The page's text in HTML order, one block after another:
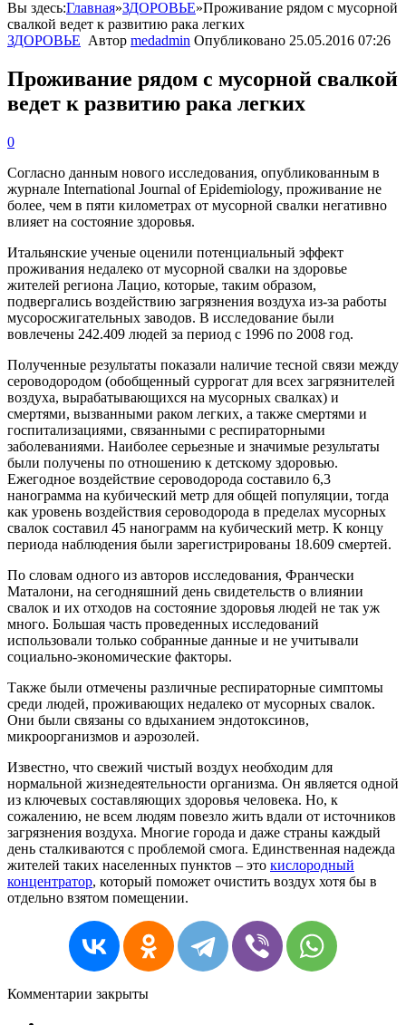
Вы здесь:Главная»ЗДОРОВЬЕ»Проживание рядом с мусорной
свалкой ведет к развитию рака легких
ЗДОРОВЬЕ Автор medadmin Опубликовано 25.05.2016 07:26
Проживание рядом с мусорной свалкой
ведет к развитию рака легких
0
Согласно данным нового исследования, опубликованным в
журнале International Journal of Epidemiology, проживание не
более, чем в пяти километрах от мусорной свалки негативно
влияет на состояние здоровья.
Итальянские ученые оценили потенциальный эффект
проживания недалеко от мусорной свалки на здоровье
жителей региона Лацио, которые, таким образом,
подвергались воздействию загрязнения воздуха из-за работы
мусоросжигательных заводов. В исследование были
вовлечены 242.409 людей за период с 1996 по 2008 год.
Полученные результаты показали наличие тесной связи между
сероводородом (обобщенный суррогат для всех загрязнителей
воздуха, вырабатывающихся на мусорных свалках) и
смертями, вызванными раком легких, а также смертями и
госпитализациями, связанными с респираторными
заболеваниями. Наиболее серьезные и значимые результаты
были получены по отношению к детскому здоровью.
Ежегодное воздействие сероводорода составило 6,3
нанограмма на кубический метр для общей популяции, тогда
как уровень воздействия сероводорода в пределах мусорных
свалок составил 45 нанограмм на кубический метр. К концу
периода наблюдения были зарегистрированы 18.609 смертей.
По словам одного из авторов исследования, Франчески
Маталони, на сегодняшний день свидетельств о влиянии
свалок и их отходов на состояние здоровья людей не так уж
много. Большая часть проведенных исследований
использовали только собранные данные и не учитывали
социально-экономические факторы.
Также были отмечены различные респираторные симптомы
среди людей, проживающих недалеко от мусорных свалок.
Они были связаны со вдыханием эндотоксинов,
микроорганизмов и аэрозолей.
Известно, что свежий чистый воздух необходим для
нормальной жизнедеятельности организма. Он является одной
из ключевых составляющих здоровья человека. Но, к
сожалению, не всем людям повезло жить вдали от источников
загрязнения воздуха. Многие города и даже страны каждый
день сталкиваются с проблемой смога. Единственная надежда
жителей таких населенных пунктов – это кислородный
концентратор, который поможет очистить воздух хотя бы в
отдельно взятом помещении.
Комментарии закрыты